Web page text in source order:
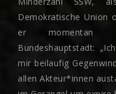
Demokratische Union
er momentan
Bundeshauptstadt:
mir beilaufig
allen Akteur*innen